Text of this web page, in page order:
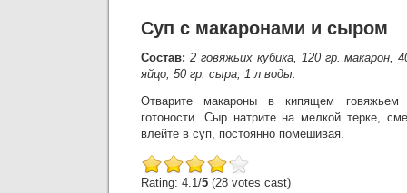
Суп с макаронами и сыром
Состав: 2 говяжьих кубика, 120 гр. макарон,
яйцо, 50 гр. сыра, 1 л воды.
Отварите макароны в кипящем
готоности. Сыр натрите на мелкой терке,
влейте в суп, постоянно помешивая.
Rating: 4.1/5 (28 votes cast)